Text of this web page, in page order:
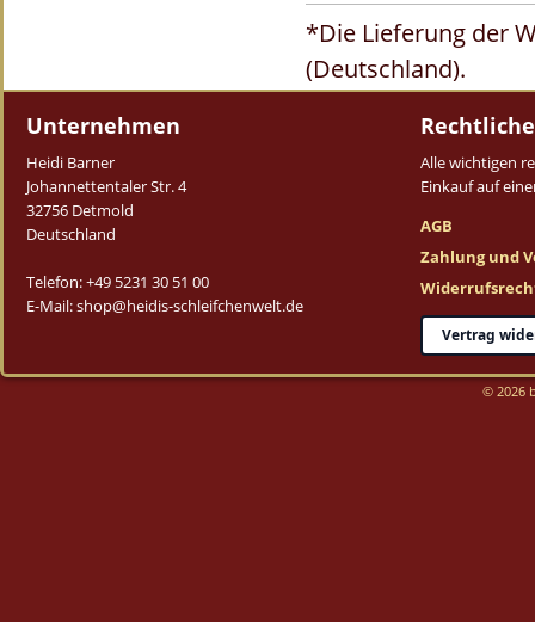
*Die Lieferung der
(Deutschland).
Unternehmen
Heidi Barner
Johannettentaler Str. 4
32756 Detmold
Deutschland
Telefon: +49 5231 30 51 00
E-Mail: shop@heidis-schleifchenwelt.de
Alle wichtigen
Einkauf auf
AGB
Zahlung und
Vertrag
© 2026